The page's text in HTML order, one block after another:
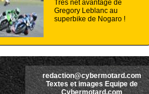
Très net avantage de
Gregory Leblanc au
superbike de Nogaro !
redaction@cybermotard.com
Textes et images Equipe de
Cybermotard.com